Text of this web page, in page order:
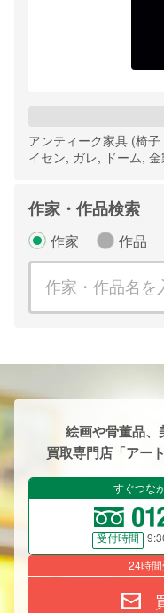
アンティーク家具 (椅
イセン, ガレ, ドーム,
作家・作品検索
作家 作品
絵画や骨董品、
買取専門店「アー
すぐつな
受付時間
24時